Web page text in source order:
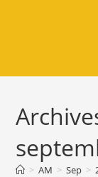
> AM > Sep >